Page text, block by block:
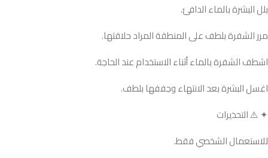
بلل البشرة بالماء الدافئ.
مرر الشفرة بلطف على المنطقة المراد حلاقتها.
اشطف الشفرة بالماء أثناء الاستخدام عند الحاجة.
اغسل البشرة بعد الانتهاء وجففها بلطف.
✦ ⚠️ التحذيرات
للاستعمال الشخصي فقط.